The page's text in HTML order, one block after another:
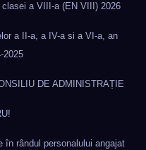
a VIII-a (EN VIII) 2026
a II-a, a IV-a si a VI-a, an
2025
DE ADMINISTRAȚIE
în rândul personalului angajat